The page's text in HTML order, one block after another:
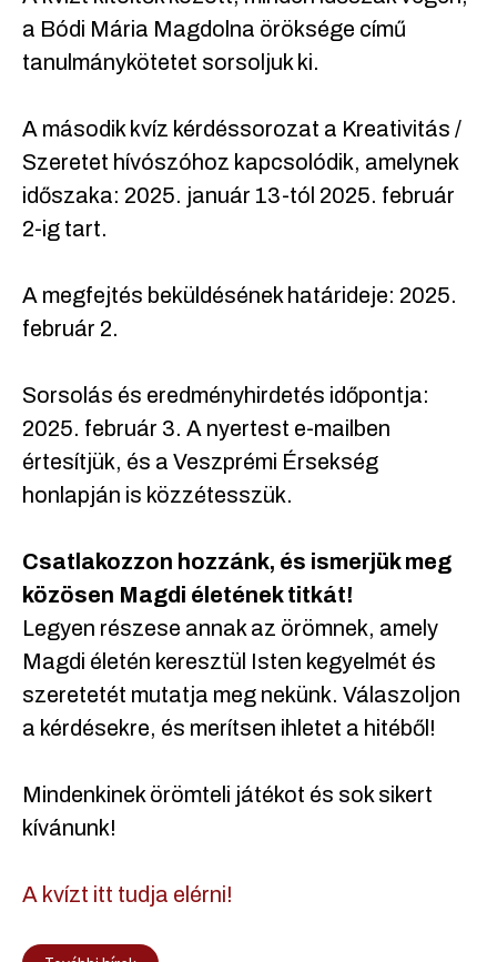
a Bódi Mária Magdolna öröksége című
tanulmánykötetet sorsoljuk ki.
A második kvíz kérdéssorozat a Kreativitás /
Szeretet hívószóhoz kapcsolódik, amelynek
időszaka: 2025. január 13-tól 2025. február
2-ig tart.
A megfejtés beküldésének határideje: 2025.
február 2.
Sorsolás és eredményhirdetés időpontja:
2025. február 3. A nyertest e-mailben
értesítjük, és a Veszprémi Érsekség
honlapján is közzétesszük.
Csatlakozzon hozzánk, és ismerjük meg
közösen Magdi életének titkát!
Legyen részese annak az örömnek, amely
Magdi életén keresztül Isten kegyelmét és
szeretetét mutatja meg nekünk. Válaszoljon
a kérdésekre, és merítsen ihletet a hitéből!
Mindenkinek örömteli játékot és sok sikert
kívánunk!
A kvízt itt tudja elérni!